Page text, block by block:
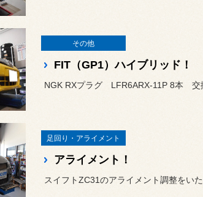
その他
FIT（GP1）ハイブリッド！
NGK RXプラグ LFR6ARX-11P 8本 交
足回り・アライメント
アライメント！
スイフトZC31のアライメント調整をいた